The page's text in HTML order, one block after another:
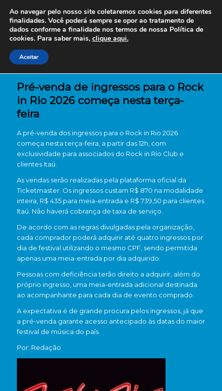
Pré-venda de ingressos para o Rock
in Rio 2026 começa nesta terça-
feira
A pré-venda dos ingressos para o Rock in Rio 2026
começa nesta terça-feira, a partir das 12h, com
exclusividade para associados do Rock in Rio Club e
clientes Itaú.
As vendas serão realizadas pela plataforma oficial da
Ticketmaster. Os ingressos custam R$ 870 na modalidade
inteira, R$ 435 para meia-entrada e R$ 739,50 para clientes
Itaú. Não haverá cobrança de taxa de serviço.
De acordo com as regras divulgadas pela organização,
cada comprador poderá adquirir até quatro ingressos por
dia de festival utilizando o mesmo CPF, sendo permitida
apenas uma meia-entrada por dia adquirido.
Pessoas com deficiência terão direito a adquirir, além do
próprio ingresso, uma meia-entrada adicional destinada
ao acompanhante para cada dia de evento comprado.
A expectativa é de grande procura pelos ingressos, já que
a pré-venda garante acesso antecipado às datas do maior
festival de música do país.
Por: Redação
Ao navegar pelo nosso site coletaremos cookies para diferentes
finalidades. Você poderá sempre se opor ao tratamento de
dados conforme a finalidade nos termos de nossa Política de
cookies. Para saber mais, clique aqui.
Aceitar